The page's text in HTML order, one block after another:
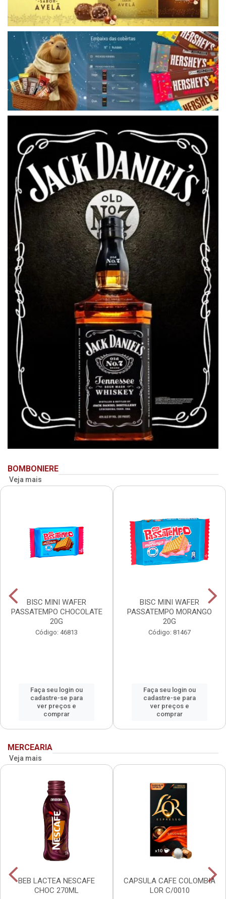
BOMBONIERE
Veja mais
BISC MINI WAFER
PASSATEMPO CHOCOLATE
20G
Código: 46813
Faça seu login ou
cadastre-se para
ver preços e
comprar
BISC MINI WAFER
PASSATEMPO MORANGO
20G
Código: 81467
Faça seu login ou
cadastre-se para
ver preços e
comprar
MERCEARIA
Veja mais
BEB LACTEA NESCAFE
CHOC 270ML
CAPSULA CAFE COLOMBIA
LOR C/0010